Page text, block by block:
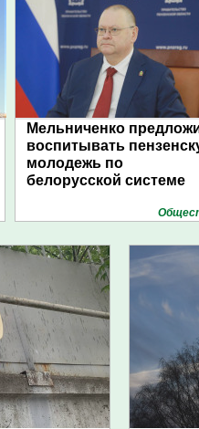
Мельниченко
воспитывать
молодежь по
белорусской системе